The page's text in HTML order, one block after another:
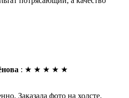
: ★ ★ ★ ★ ★
Заказала фото на холсте.